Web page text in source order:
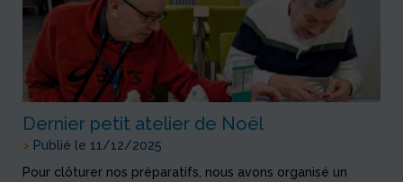
Dernier petit atelier de Noël
> Publié le 11/12/2025
Pour clôturer nos préparatifs, nous avons organisé un